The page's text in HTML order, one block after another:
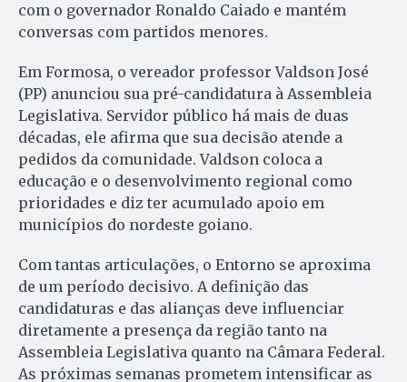
com o governador Ronaldo Caiado e mantém
conversas com partidos menores.
Em Formosa, o vereador professor Valdson José
(PP) anunciou sua pré-candidatura à Assembleia
Legislativa. Servidor público há mais de duas
décadas, ele afirma que sua decisão atende a
pedidos da comunidade. Valdson coloca a
educação e o desenvolvimento regional como
prioridades e diz ter acumulado apoio em
municípios do nordeste goiano.
Com tantas articulações, o Entorno se aproxima
de um período decisivo. A definição das
candidaturas e das alianças deve influenciar
diretamente a presença da região tanto na
Assembleia Legislativa quanto na Câmara Federal.
As próximas semanas prometem intensificar as